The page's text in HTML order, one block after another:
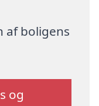
af boligens
og